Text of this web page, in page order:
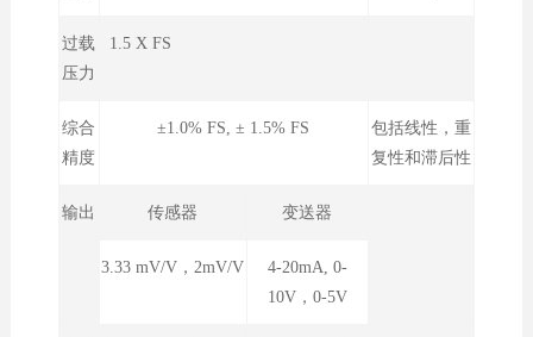
过载
压力
1.5 X FS
综合
精度
±1.0% FS, ± 1.5% FS
包括线性，重
复性和滞后性
输出 传感器 变送器
3.33 mV/V，2mV/V
4-20mA, 0-
10V，0-5V